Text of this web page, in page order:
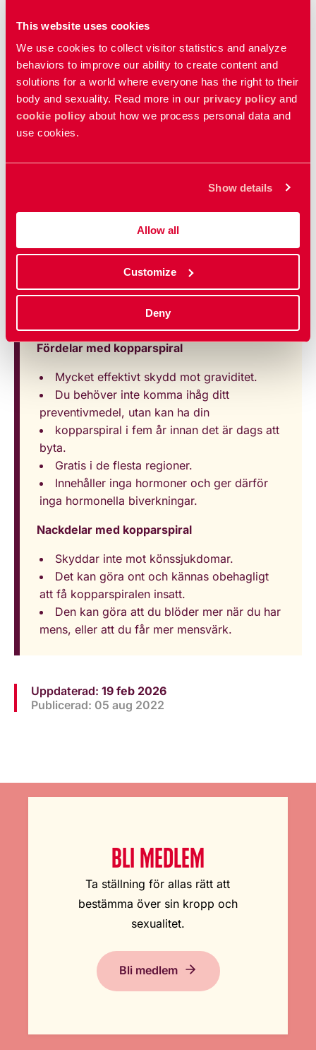
This website uses cookies
We use cookies to collect visitor statistics and analyze
behaviors to improve our ability to create content and
solutions for a world where everyone has the right to their
body and sexuality. Read more in our privacy policy and
cookie policy about how we process personal data and
use cookies.
Show details
Allow all
Customize
Deny
Det kan göra ont att få kopparspiral insatt. Den
smärtan går över när spiralen sitter på plats, och du
kan förbereda dig genom att ta en värktablett innan
du sätter in den.
Kopparspiral är skattefinansierat och därför gratis i
behöva betala själv, så det kan vara bra att ta reda på
vad som gäller där du bor.
Fördelar och nackdelar med
Fördelar med kopparspiral
Mycket effektivt skydd mot graviditet.
Du behöver inte komma ihåg ditt
preventivmedel, utan kan ha din
kopparspiral i fem år innan det är dags att
byta.
Gratis i de flesta regioner.
Innehåller inga hormoner och ger därför
inga hormonella biverkningar.
Nackdelar med kopparspiral
Skyddar inte mot könssjukdomar.
Det kan göra ont och kännas obehagligt
att få kopparspiralen insatt.
Den kan göra att du blöder mer när du har
mens, eller att du får mer mensvärk.
Uppdaterad: 19 feb 2026
Publicerad: 05 aug 2022
BLI MEDLEM
Ta ställning för allas rätt att
bestämma över sin kropp och
sexualitet.
Bli medlem